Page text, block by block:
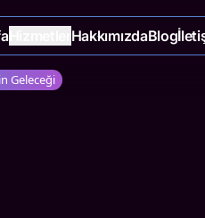
Hizmetler HakkımızdaBlog
Geleceği